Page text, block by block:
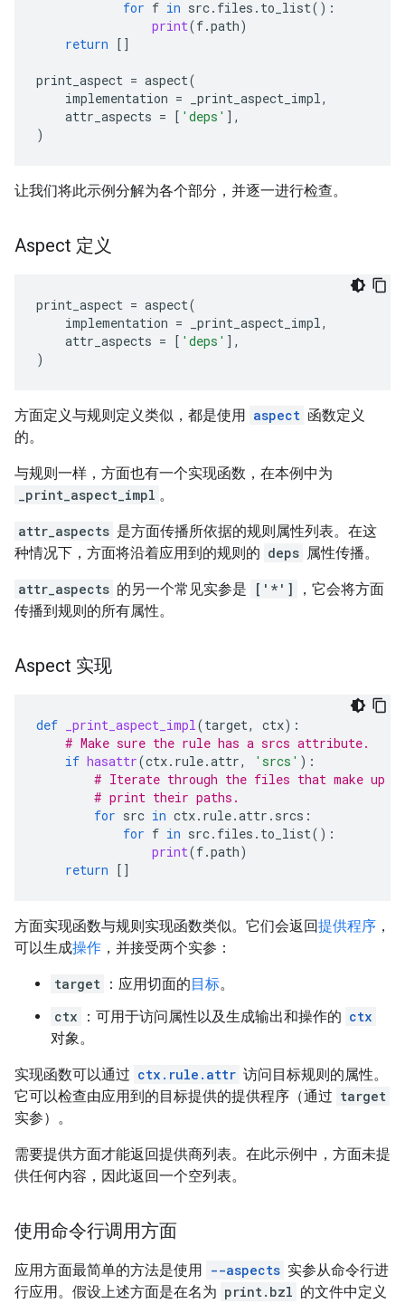
for f in src. files . to_list():
print(f.path)
return
[]
print_aspect = aspect(
implementation = _print_aspect_impl,
attr_aspects = [ 'deps' ],
)
让我们将此示例分解为各个部分，并逐一进行检查。
Aspect 定义
print_aspect = aspect(
implementation = _print_aspect_impl,
attr_aspects = [ 'deps' ],
)
方面定义与规则定义类似，都是使用 aspect 函数定义
的。
与规则一样，方面也有一个实现函数，在本例中为
_print_aspect_impl 。
attr_aspects 是方面传播所依据的规则属性列表。在这
种情况下，方面将沿着应用到的规则的 deps 属性传播。
attr_aspects 的另一个常见实参是 ['*']
，它会将方面
传播到规则的所有属性。
Aspect 实现
def _print_aspect_impl(target, ctx):
# Make sure the rule has a srcs attribute.
if hasattr(ctx. rule.attr, 'srcs' ):
# Iterate through the files that make up
# print their paths.
for src in ctx. rule.attr . srcs :
for f in src. files . to_list():
print(f.path)
return
[]
方面实现函数与规则实现函数类似。它们会返回提供程序 ，
可以生成操作 ，并接受两个实参：
target ：应用切面的 目标。
ctx
：可用于访问属性以及生成输出和操作的 ctx
对象。
实现函数可以通过 ctx.rule.attr 访问目标规则的属性。
它可以检查由应用到的目标提供的提供程序（通过 target
实参）。
需要提供方面才能返回提供商列表。在此示例中，方面未提
供任何内容，因此返回一个空列表。
使用命令行调用方面
应用方面最简单的方法是使用 --aspects 实参从命令行进
行应用。假设上述方面是在名为 print.bzl 的文件中定义